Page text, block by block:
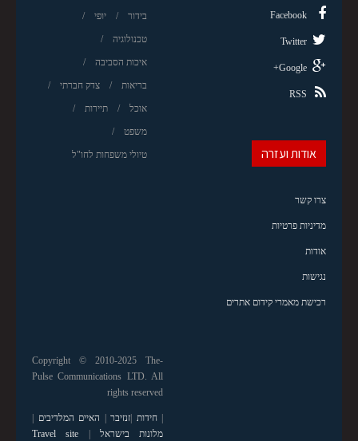
בידור יופי
טכנולוגיה
איכות הסביבה
בריאות צדק חברתי
אוכל תיירות
משפט
טיולי משפחות לחו"ל
Facebook
Twitter
Google+
RSS
אודות ועזרה
צרו קשר
מדיניות פרטיות
אודות
נגישות
רכישת מאמרי קידום אתרים
Copyright © 2010-2025 The-
Pulse Communications LTD. All
rights reserved
|חידות זנזיבר האיים המלדיבים
מלונות בישראל
Travel site